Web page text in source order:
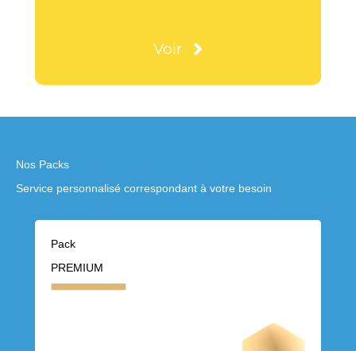
Voir
Nos Packs
Service personnalisé correspondant à votre besoin
Pack
PREMIUM